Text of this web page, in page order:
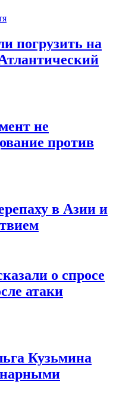
погрузить на
не
против
в Азии и
о спросе
атаки
Кузьмина